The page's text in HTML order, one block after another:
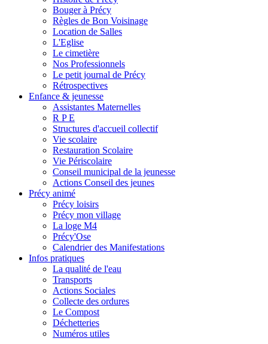
Bouger à Précy
Règles de Bon Voisinage
Location de Salles
L'Eglise
Le cimetière
Nos Professionnels
Le petit journal de Précy
Rétrospectives
Enfance & jeunesse
Assistantes Maternelles
R P E
Structures d'accueil collectif
Vie scolaire
Restauration Scolaire
Vie Périscolaire
Conseil municipal de la jeunesse
Actions Conseil des jeunes
Précy animé
Précy loisirs
Précy mon village
La loge M4
Précy'Ose
Calendrier des Manifestations
Infos pratiques
La qualité de l'eau
Transports
Actions Sociales
Collecte des ordures
Le Compost
Déchetteries
Numéros utiles